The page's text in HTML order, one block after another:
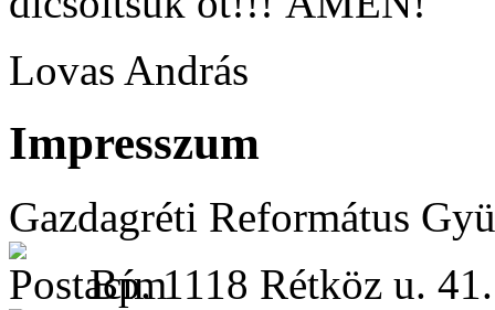
Lovas András
Impresszum
Gazdagréti Református
Bp. 1118 Rétköz u. 41.